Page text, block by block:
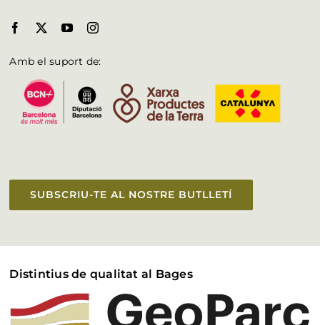
Amb el suport de:
SUBSCRIU-TE AL NOSTRE BUTLLETÍ
Distintius de qualitat al Bages